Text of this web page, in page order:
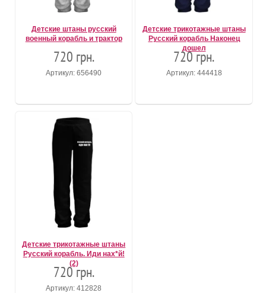
Детские штаны русский
военный корабль и трактор
720 грн.
Артикул: 656490
Детские трикотажные штаны
Русский корабль Наконец
дошел
720 грн.
Артикул: 444418
Детские трикотажные штаны
Русский корабль. Иди нах*й!
(2)
720 грн.
Артикул: 412828